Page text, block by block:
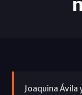
Joaquina